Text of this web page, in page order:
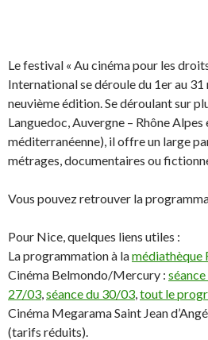
Le festival « Au cinéma pour les
International se déroule du 1er au 31
neuvième édition. Se déroulant sur
Languedoc, Auvergne – Rhône
méditerranéenne), il offre un large
métrages, documentaires ou
Vous pouvez retrouver la
Pour Nice, quelques liens utiles :
La programmation à lamédiathèque
Cinéma Belmondo/Mercury :
27/03 séance du 30/03 tout le
Cinéma Megarama Saint Jean
(tarifs réduits).